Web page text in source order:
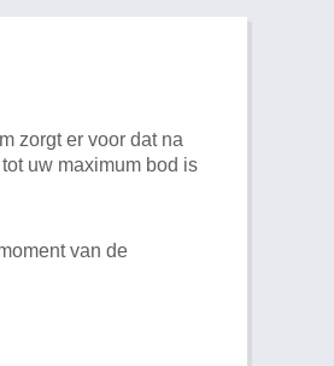
zorgt er voor dat na
uw maximum bod is
van de